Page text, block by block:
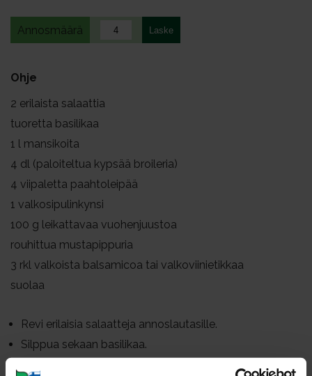
Annosmäärä
Ohje
2 erilaista salaattia
tuoretta basilikaa
1 l mansikoita
4 dl (paloiteltua kypsää broileria)
4 viipaletta paahtoleipää
1 valkosipulinkynsi
100 g leikattavaa vuohenjuustoa
rouhittua mustapippuria
3 rkl valkoista balsamicoa tai valkoviinietikkaa
suolaa
Revi erilaisia salaatteja annoslautasille.
Silppua sekaan basilikaa.